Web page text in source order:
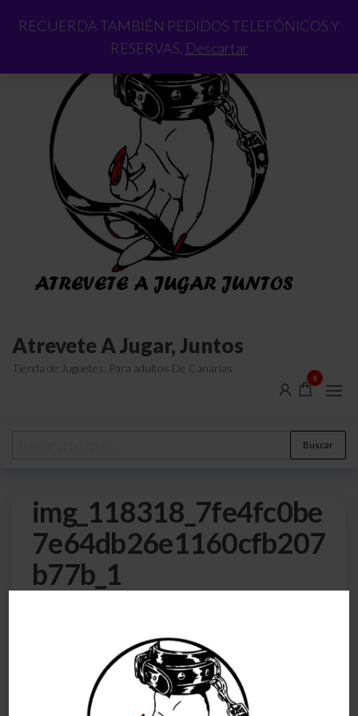
RECUERDA TAMBIÉN PEDIDOS TELEFÓNICOS Y
RESERVAS. Descartar
Atrevete A Jugar, Juntos
Tienda de Juguetes. Para adultos De Canarias
0
Buscar
img_118318_7fe4fc0be
7e64db26e1160cfb207
b77b_1